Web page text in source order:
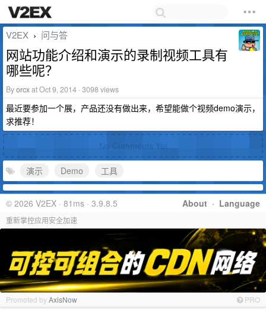
V2EX › 问与答
网站功能介绍和演示的录制视频工具有
哪些呢？
Byorcxat Oct 9, 2014 · 3098 views
最近要参加一个展，产品还没有做出来，希望能做个视频demo演示，
求推荐！
No Comments Yet
演示 Demo 工具
About · Language
© 2026 V2EX · 81ms · 3.9.8.5
重新掌控应用安全加速
Promoted byAxisNow PRO